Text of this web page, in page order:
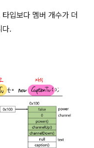
입보다 멤버 개수가 더
다.